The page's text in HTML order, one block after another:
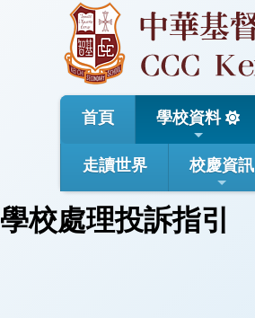
首頁 學校資料
走讀世界 校慶資訊
學校處理投訴指引